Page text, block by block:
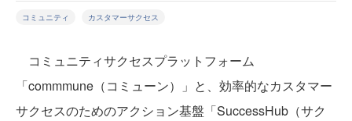
コミュニティ カスタマーサクセス
コミュニティサクセスプラットフォーム
「commmune（コミューン）」と、効率的なカスタマー
サクセスのためのアクション基盤「SuccessHub（サク